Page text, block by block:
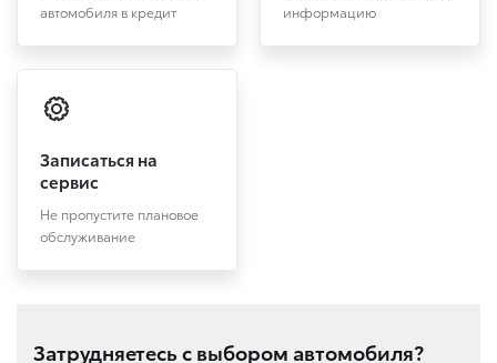
автомобиля в кредит
информацию
Записаться на
сервис
Не пропустите плановое
обслуживание
Затрудняетесь с выбором автомобиля?